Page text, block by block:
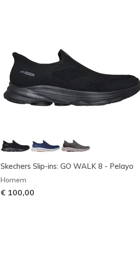
Skechers Slip-ins: GO WALK 8 - Pelayo
Homem
€ 100,00